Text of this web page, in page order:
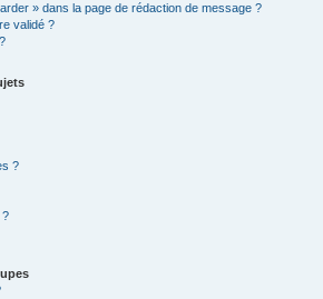
» dans la page de rédaction de message ?
validé ?
?
?